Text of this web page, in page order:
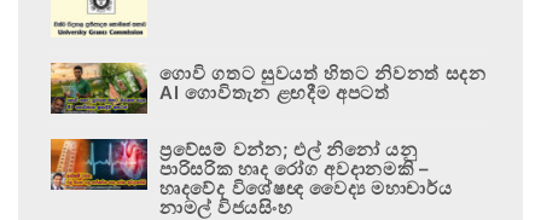
ගොවි ගතට සුවයත් හිතට නිවනත් සදන
AI ගොවිතැන ළඟදීම අපටත්
ප්‍රවේසම් වන්න; එල් නිනෝ යනු
පාරිසරික හෘද රෝග අවදානමකි –
හෘදවේද විශේෂඥ වෛද්‍ය මහාචාර්ය
නාමල් විජයසිංහ